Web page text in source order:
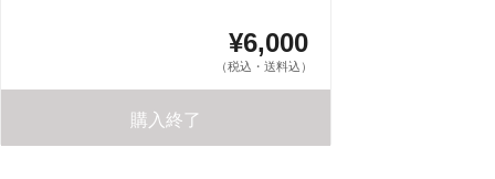
¥6,000
（税込・送料込）
購入終了